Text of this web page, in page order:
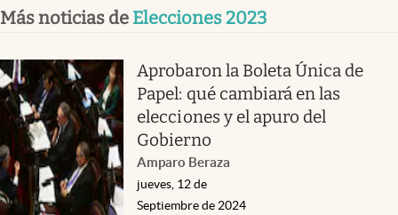
Más noticias de Elecciones 2023
Aprobaron la Boleta Única de
Papel: qué cambiará en las
elecciones y el apuro del
Gobierno
Amparo Beraza
jueves, 12 de
Septiembre de 2024